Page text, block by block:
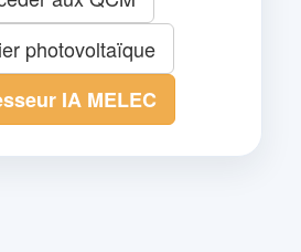
photovoltaïque
IA MELEC